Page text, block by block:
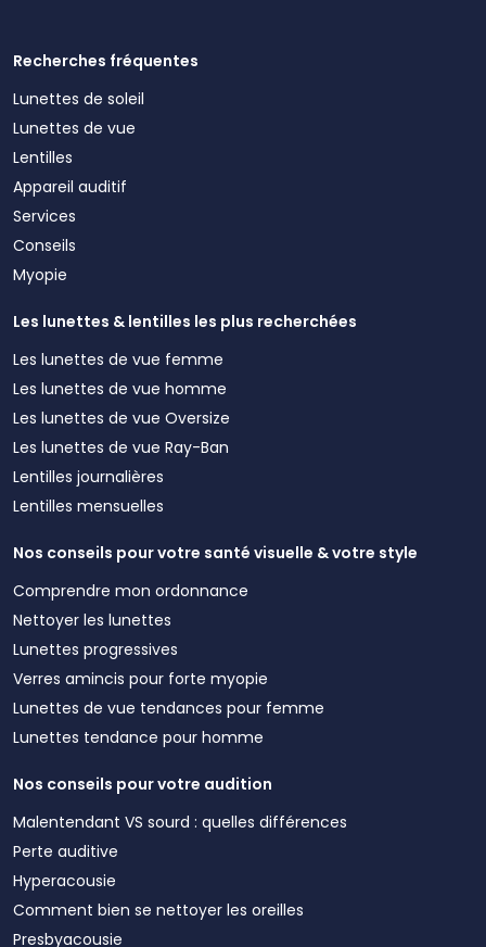
Recherches fréquentes
Lunettes de soleil
Lunettes de vue
Lentilles
Appareil auditif
Services
Conseils
Myopie
Les lunettes & lentilles les plus recherchées
Les lunettes de vue femme
Les lunettes de vue homme
Les lunettes de vue Oversize
Les lunettes de vue Ray-Ban
Lentilles journalières
Lentilles mensuelles
Nos conseils pour votre santé visuelle & votre style
Comprendre mon ordonnance
Nettoyer les lunettes
Lunettes progressives
Verres amincis pour forte myopie
Lunettes de vue tendances pour femme
Lunettes tendance pour homme
Nos conseils pour votre audition
Malentendant VS sourd : quelles différences
Perte auditive
Hyperacousie
Comment bien se nettoyer les oreilles
Presbyacousie